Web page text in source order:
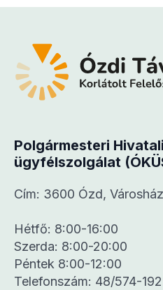
Polgármesteri
ügyfélszolgálat
Cím: 3600 Ózd,
Hétfő: 8:00-16:00
Szerda: 8:00-20:00
Péntek 8:00-12:00
Telefonszám: 48/574-192